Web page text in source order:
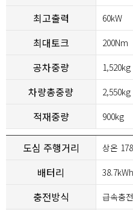
최고출력 60kW
최대토크 200Nm
공차중량 1,520kg
차량총중량 2,550kg
적재중량 900kg
도심 주행거리 상온
배터리 38.7kWh
충전방식 급속충